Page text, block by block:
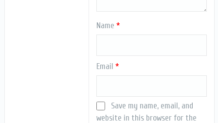
Name*
Email*
Save my name, email, and
website in this browser for the